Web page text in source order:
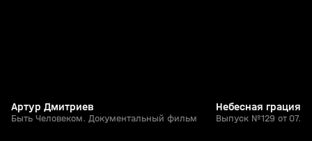
Артур Дмитриев
Быть Человеком. Документальный фильм
Небесная грация
Выпуск №129 от